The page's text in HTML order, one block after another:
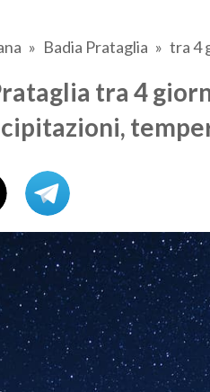
Badia Prataglia tra 4
tra 4